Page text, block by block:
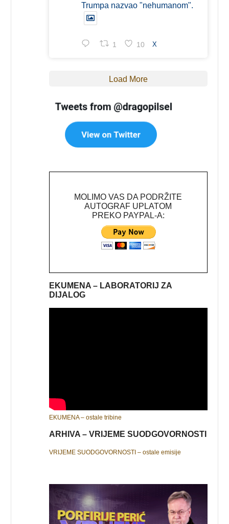
Trumpa nazvao "nehumanom".
1 10 X
Load More
MOLIMO VAS DA PODRŽITE
AUTOGRAF UPLATOM
PREKO PAYPAL-A:
EKUMENA – LABORATORIJ ZA
DIJALOG
EKUMENA – ostale tribine
ARHIVA – VRIJEME SUODGOVORNOSTI
VRIJEME SUODGOVORNOSTI – ostale emisije